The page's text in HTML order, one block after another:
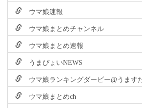
ウマ娘速報
ウマ娘まとめチャンネル
ウマ娘まとめ速報
うまぴょいNEWS
ウマ娘ランキングダービー@うます
ウマ娘まとめch